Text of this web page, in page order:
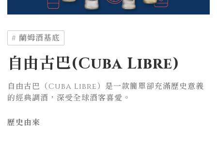
# 蘭姆酒基底
自由古巴(Cuba Libre)
自由古巴（Cuba Libre）是一款簡單卻充滿歷史意義
的經典調酒，深受全球酒客喜愛。
歷史由來